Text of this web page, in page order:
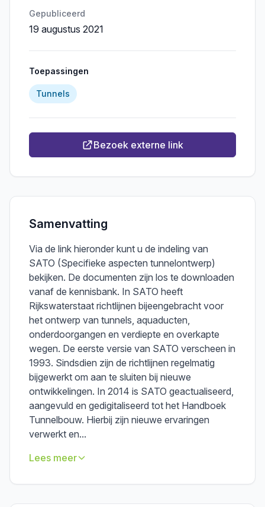
Gepubliceerd
19 augustus 2021
Toepassingen
Tunnels
Bezoek externe link
Samenvatting
Via de link hieronder kunt u de indeling van
SATO (Specifieke aspecten tunnelontwerp)
bekijken. De documenten zijn los te downloaden
vanaf de kennisbank. In SATO heeft
Rijkswaterstaat richtlijnen bijeengebracht voor
het ontwerp van tunnels, aquaducten,
onderdoorgangen en verdiepte en overkapte
wegen. De eerste versie van SATO verscheen in
1993. Sindsdien zijn de richtlijnen regelmatig
bijgewerkt om aan te sluiten bij nieuwe
ontwikkelingen. In 2014 is SATO geactualiseerd,
aangevuld en gedigitaliseerd tot het Handboek
Tunnelbouw. Hierbij zijn nieuwe ervaringen
verwerkt en...
Lees meer